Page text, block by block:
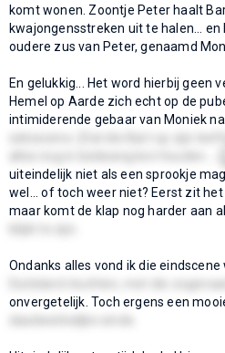
komt wonen. Zoontje Peter haalt
kwajongensstreken uit te halen...
oudere zus van Peter, genaamd
En gelukkig... Het word hierbij geen
Hemel op Aarde zich echt op de
intimiderende gebaar van Moniek
uiteindelijk niet als een sprookje
wel... of toch weer niet? Eerst zit het
maar komt de klap nog harder aan
Ondanks alles vond ik die eindscene
onvergetelijk. Toch ergens een